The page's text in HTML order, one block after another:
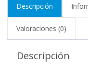
Descripción
Valoraciones (0)
Descripción